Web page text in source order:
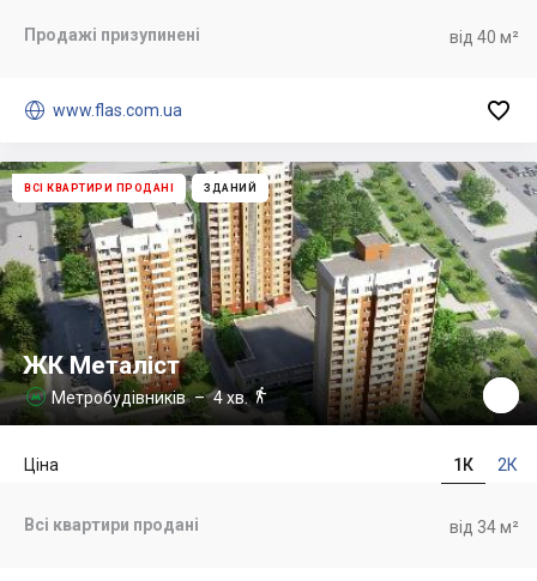
від 40 м²
Продажі призупинені
 www.flas.com.ua 
ВСІ КВАРТИРИ ПРОДАНІ ЗДАНИЙ
ЖК Металіст
 Метробудівників– 4 хв. 
1К 2К
Ціна
від 34 м²
Всі квартири продані